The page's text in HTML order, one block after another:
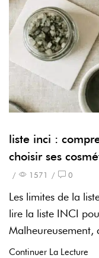
liste inci :
choisir ses
/ 1571 / 0
Les limites de la
lire la liste INCI
Malheureusement,
Continuer La Lecture